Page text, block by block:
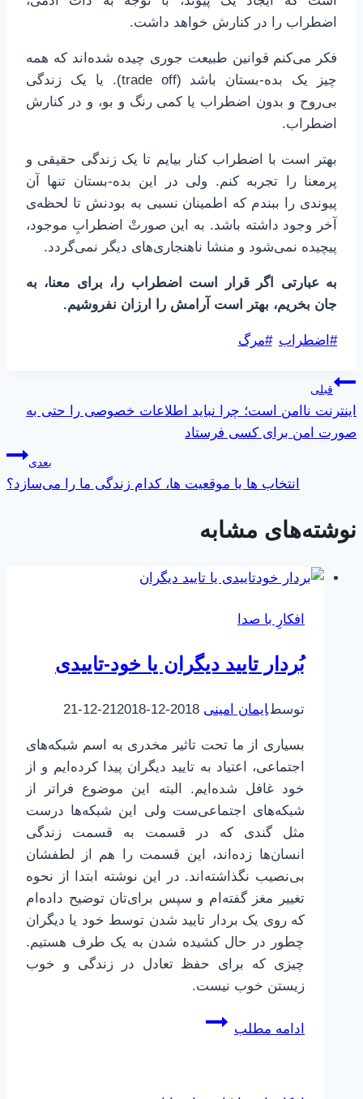
اضطراب را در کنارش خواهد داشت.
فکر می‌کنم قوانین طبیعت جوری چیده شده‌اند که همه
چیز یک بده-بستان باشد (trade off). یا یک زندگی
بی‌روح و بدون اضطراب یا کمی رنگ و بو، و در کنارش
اضطراب.
بهتر است با اضطراب کنار بیایم تا یک زندگی حقیقی و
پرمعنا را تجربه کنم. ولی در این بده-بستان تنها آن
پیوندی را ببندم که اطمینان نسبی به بودنش تا لحظه‌ی
آخر وجود داشته باشد. به این صورتْ اضطرابِ موجود،
پیچیده نمی‌شود و منشا ناهنجاری‌های دیگر نمی‌گردد.
به عبارتی اگر قرار است اضطراب را، برای معنا، به
جان بخریم، بهتر است آرامش را ارزان نفروشیم.
برچسب‌های
# اضطراب #مرگ
راهبری
نوشته
قبلی
اینترنت ناامن است؛ چرا نباید اطلاعات خصوصی را حتی به
صورت امن برای کسی فرستاد
بعدی
انتخاب ها یا موقعیت ها، کدام زندگی ما را می‌سازد؟
نوشته‌های مشابه
افکارِ با صدا
بُردار تایید دیگران یا خود-تاییدی
توسطایمان امینی 2018-12-21
2018-12-21
بسیاری از ما تحت تاثیر مخدری به اسم شبکه‌های
اجتماعی، اعتیاد به تایید دیگران پیدا کرده‌ایم و از
خود غافل شده‌ایم. البته این موضوع فراتر از
شبکه‌های اجتماعی‌ست ولی این شبکه‌ها درست
مثل گندی که در قسمت به قسمت زندگی
انسان‌ها زده‌اند، این قسمت را هم از لطفشان
بی‌نصیب نگذاشته‌اند. در این نوشته ابتدا از نحوه
تغییر مغز گفته‌ام و سپس برای‌تان توضیح داده‌ام
که روی یک بردار تایید شدن توسط خود یا دیگران
چطور در حال کشیده شدن به یک طرف هستیم.
چیزی که برای حفظ تعادل در زندگی و خوب
زیستن خوب نیست.
ادامه مطلب
بُردار